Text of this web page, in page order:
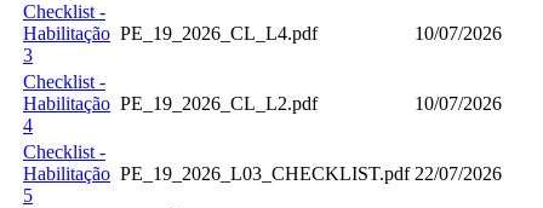
Checklist -
Habilitação
3
PE_19_2026_CL_L4.pdf 10/07/2026
Checklist -
Habilitação
4
PE_19_2026_CL_L2.pdf 10/07/2026
Checklist -
Habilitação
5
PE_19_2026_L03_CHECKLIST.pdf 22/07/2026